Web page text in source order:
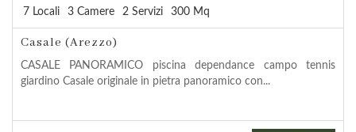
7 Locali 3 Camere 2 Servizi 300 Mq
Casale (Arezzo)
CASALE PANORAMICO piscina dependance campo tennis
giardino Casale originale in pietra panoramico con...